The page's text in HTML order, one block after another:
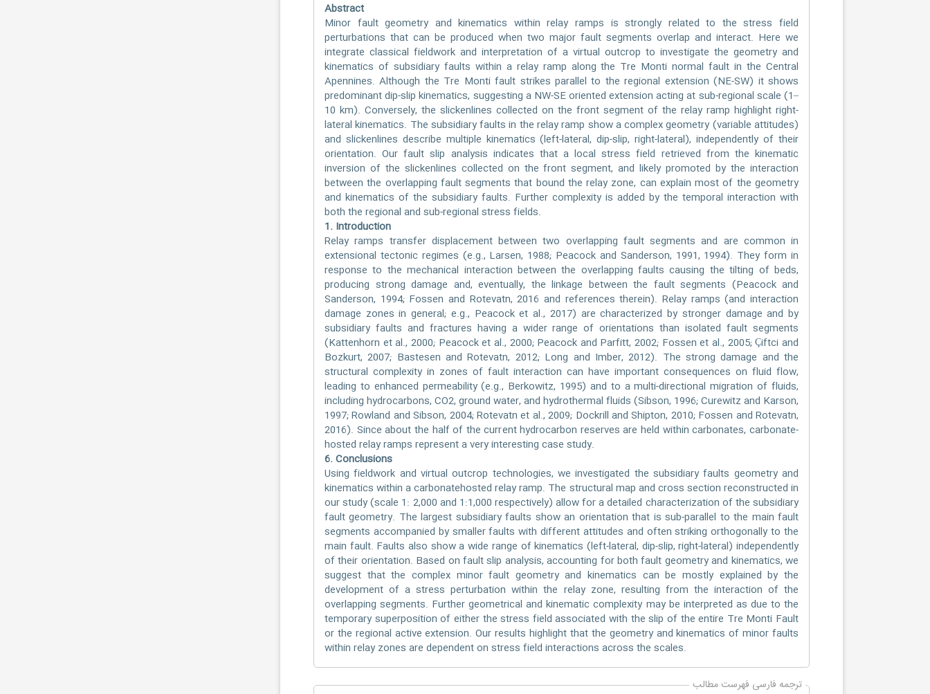
Abstract
Minor fault geometry and kinematics within relay ramps is strongly related to the stress field
perturbations that can be produced when two major fault segments overlap and interact. Here we
integrate classical fieldwork and interpretation of a virtual outcrop to investigate the geometry and
kinematics of subsidiary faults within a relay ramp along the Tre Monti normal fault in the Central
Apennines. Although the Tre Monti fault strikes parallel to the regional extension (NE-SW) it shows
predominant dip-slip kinematics, suggesting a NW-SE oriented extension acting at sub-regional scale (1–
10 km). Conversely, the slickenlines collected on the front segment of the relay ramp highlight right-
lateral kinematics. The subsidiary faults in the relay ramp show a complex geometry (variable attitudes)
and slickenlines describe multiple kinematics (left-lateral, dip-slip, right-lateral), independently of their
orientation. Our fault slip analysis indicates that a local stress field retrieved from the kinematic
inversion of the slickenlines collected on the front segment, and likely promoted by the interaction
between the overlapping fault segments that bound the relay zone, can explain most of the geometry
and kinematics of the subsidiary faults. Further complexity is added by the temporal interaction with
both the regional and sub-regional stress fields.
1. Introduction
Relay ramps transfer displacement between two overlapping fault segments and are common in
extensional tectonic regimes (e.g., Larsen, 1988; Peacock and Sanderson, 1991, 1994). They form in
response to the mechanical interaction between the overlapping faults causing the tilting of beds,
producing strong damage and, eventually, the linkage between the fault segments (Peacock and
Sanderson, 1994; Fossen and Rotevatn, 2016 and references therein). Relay ramps (and interaction
damage zones in general; e.g., Peacock et al., 2017) are characterized by stronger damage and by
subsidiary faults and fractures having a wider range of orientations than isolated fault segments
(Kattenhorn et al., 2000; Peacock et al., 2000; Peacock and Parfitt, 2002; Fossen et al., 2005; Çiftci and
Bozkurt, 2007; Bastesen and Rotevatn, 2012; Long and Imber, 2012). The strong damage and the
structural complexity in zones of fault interaction can have important consequences on fluid flow,
leading to enhanced permeability (e.g., Berkowitz, 1995) and to a multi-directional migration of fluids,
including hydrocarbons, CO2, ground water, and hydrothermal fluids (Sibson, 1996; Curewitz and Karson,
1997; Rowland and Sibson, 2004; Rotevatn et al., 2009; Dockrill and Shipton, 2010; Fossen and Rotevatn,
2016). Since about the half of the current hydrocarbon reserves are held within carbonates, carbonate-
hosted relay ramps represent a very interesting case study.
6. Conclusions
Using fieldwork and virtual outcrop technologies, we investigated the subsidiary faults geometry and
kinematics within a carbonatehosted relay ramp. The structural map and cross section reconstructed in
our study (scale 1: 2,000 and 1:1,000 respectively) allow for a detailed characterization of the subsidiary
fault geometry. The largest subsidiary faults show an orientation that is sub-parallel to the main fault
segments accompanied by smaller faults with different attitudes and often striking orthogonally to the
main fault. Faults also show a wide range of kinematics (left-lateral, dip-slip, right-lateral) independently
of their orientation. Based on fault slip analysis, accounting for both fault geometry and kinematics, we
suggest that the complex minor fault geometry and kinematics can be mostly explained by the
development of a stress perturbation within the relay zone, resulting from the interaction of the
overlapping segments. Further geometrical and kinematic complexity may be interpreted as due to the
temporary superposition of either the stress field associated with the slip of the entire Tre Monti Fault
or the regional active extension. Our results highlight that the geometry and kinematics of minor faults
within relay zones are dependent on stress field interactions across the scales.
ترجمه فارسی فهرست مطالب